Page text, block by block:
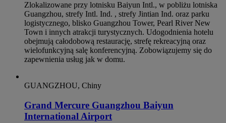
Zlokalizowane przy lotnisku Baiyun Intl., w pobliżu lotniska
Guangzhou, strefy Intl. Ind. , strefy Jintian Ind. oraz parku
logistycznego, blisko Guangzhou Tower, Pearl River New
Town i innych atrakcji turystycznych. Udogodnienia hotelu
obejmują całodobową restaurację, strefę rekreacyjną oraz
wielofunkcyjną salę konferencyjną. Zobowiązujemy się do
zapewnienia usług jak w domu.
GUANGZHOU, Chiny
Grand Mercure Guangzhou Baiyun
International Airport